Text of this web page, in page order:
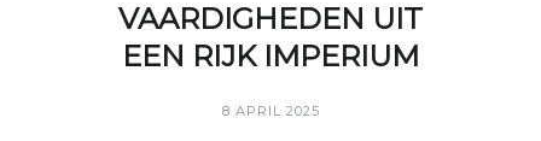
VAARDIGHEDEN UIT
EEN RIJK IMPERIUM
8 APRIL 2025